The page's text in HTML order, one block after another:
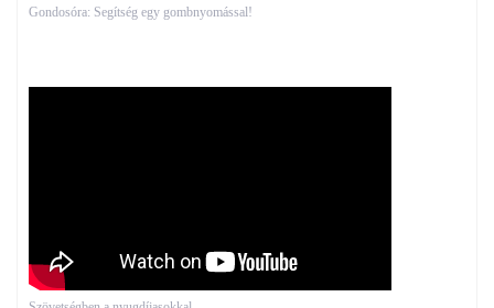
Gondosóra: Segítség egy gombnyomással!